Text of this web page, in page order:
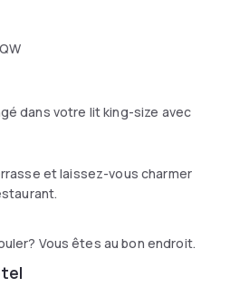
dans votre lit king-size avec
et laissez-vous charmer
Vous êtes au bon endroit.